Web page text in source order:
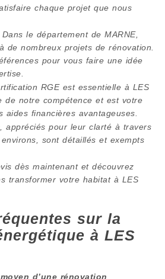
chaque projet que nous
le département de MARNE,
de nombreux projets de rénovation.
pour vous faire une idée
RGE est essentielle à LES
de notre compétence et est votre
financières avantageuses.
appréciés pour leur clarté à travers
sont détaillés et exempts
dès maintenant et découvrez
transformer votre habitat à LES
sur la
à LES
d’une rénovation